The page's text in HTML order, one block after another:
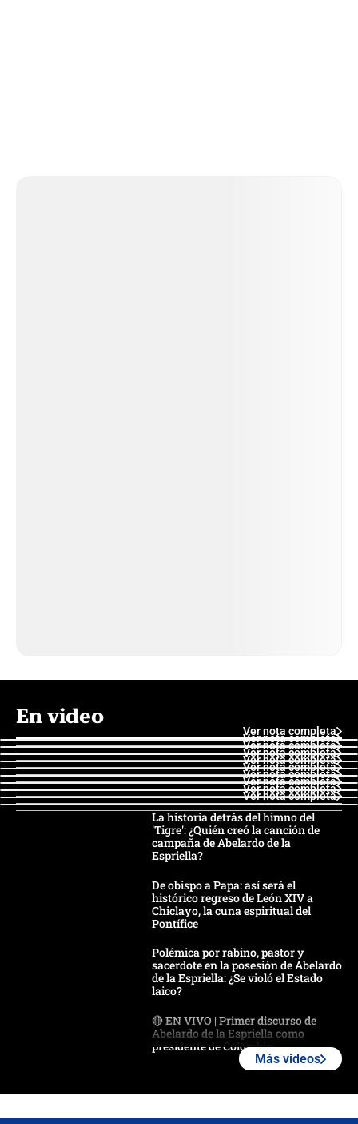
En video
Ver nota completa
Ver nota completa
Ver nota completa
Ver nota completa
Ver nota completa
Ver nota completa
Ver nota completa
Ver nota completa
Ver nota completa
Ver nota completa
La historia detrás del himno del
'Tigre': ¿Quién creó la canción de
campaña de Abelardo de la
Espriella?
De obispo a Papa: así será el
histórico regreso de León XIV a
Chiclayo, la cuna espiritual del
Pontífice
Polémica por rabino, pastor y
sacerdote en la posesión de Abelardo
de la Espriella: ¿Se violó el Estado
laico?
🔴 EN VIVO | Primer discurso de
Abelardo de la Espriella como
presidente de Colombia
Más videos